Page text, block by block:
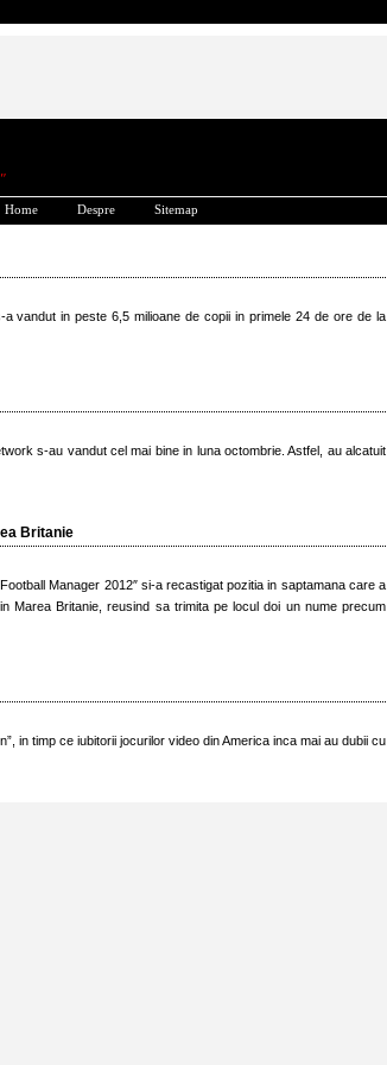
Home Despre Sitemap
vandut in peste 6,5 milioane de copii in primele 24 de ore de la
s-au vandut cel mai bine in luna octombrie. Astfel, au alcatuit
Britanie
Manager 2012″ si-a recastigat pozitia in saptamana care a
Marea Britanie, reusind sa trimita pe locul doi un nume precum
in timp ce iubitorii jocurilor video din America inca mai au dubii cu